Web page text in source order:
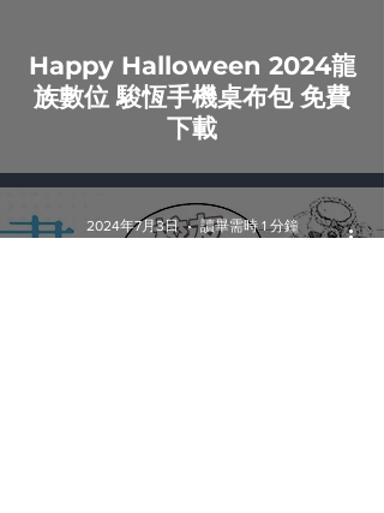
Happy Halloween 2024龍
族數位 駿恆手機桌布包 免費
下載
2024年7月3日 讀畢需時 1 分鐘